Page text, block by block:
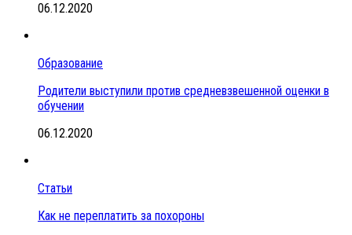
06.12.2020
Образование
Родители выступили против средневзвешенной оценки в
обучении
06.12.2020
Статьи
Как не переплатить за похороны